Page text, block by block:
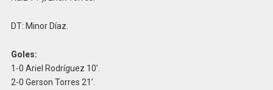
DT: Minor Díaz.
Goles:
1-0 Ariel Rodríguez 10’.
2-0 Gerson Torres 21’.